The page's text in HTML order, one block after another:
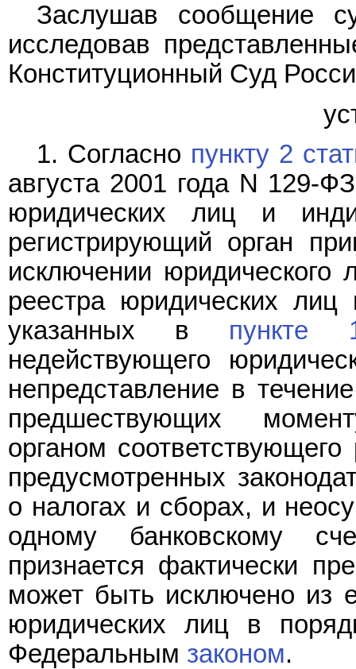
Заслушав сообщение
исследовав
Конституционный Суд
1. Согласно пункту 2
августа 2001 года N 129-
юридических лиц и
регистрирующий орган
исключении юридического
реестра юридических
указанных в пункте
недействующего
непредставление в
предшествующих
органом
предусмотренных
о налогах и сборах, и
одному банковскому
признается фактически
может быть исключено из
юридических лиц в
Федеральным законом.